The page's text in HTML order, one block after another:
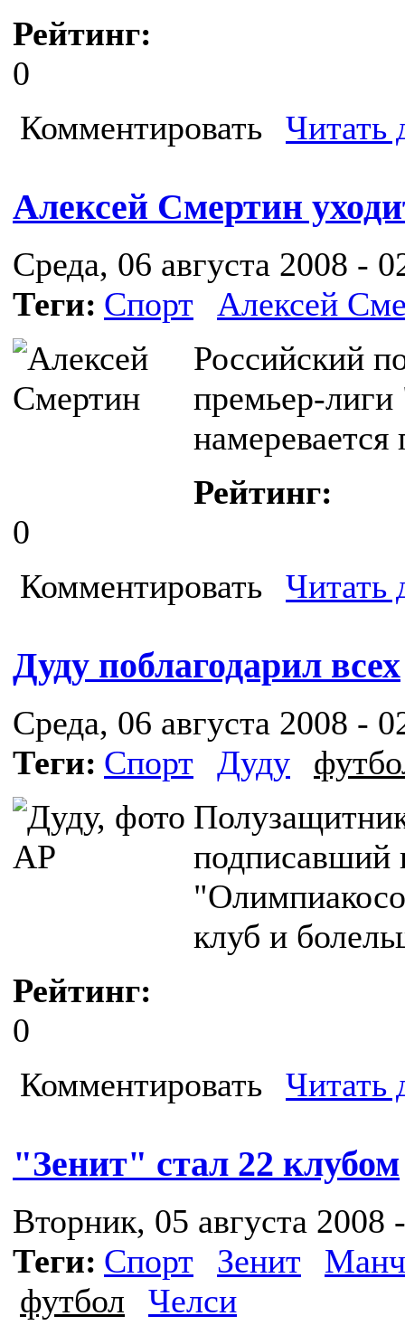
Рейтинг:
0
Комментировать
Читать
Алексей Смертин
Среда, 06 августа 2008 -
Теги: Спорт
Алексей
Российский
премьер-
намеревается
Рейтинг:
0
Комментировать
Читать
Дуду поблагодарил всех
Среда, 06 августа 2008 -
Теги: Спорт Дуду
подписавший
клуб и
Рейтинг:
0
Комментировать
Читать
"Зенит" стал 22 клубом
Вторник, 05 августа 2008
Теги: Спорт Зенит
футбол
Челси